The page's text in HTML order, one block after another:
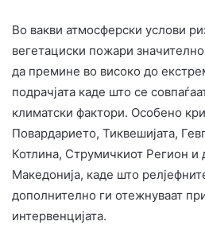
Во вакви атмосферски услови
вегетациски пожари
да премине во високо до
подрачјата каде што се
климатски фактори. Особено
Повардарието, Тиквешијата,
Котлина, Струмичкиот Регион и
Македонија, каде што
дополнително ги отежнуваат
интервенцијата.